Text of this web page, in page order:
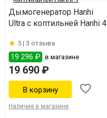
Дымогенератор Hanhi
Ultra с коптильней Hanhi 4
5 | 3 отзыва
19 296 ₽ в магазине
19 690 ₽
Наличие в магазине